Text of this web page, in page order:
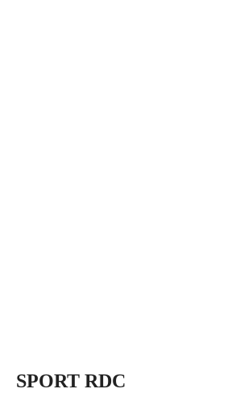
SPORT RDC